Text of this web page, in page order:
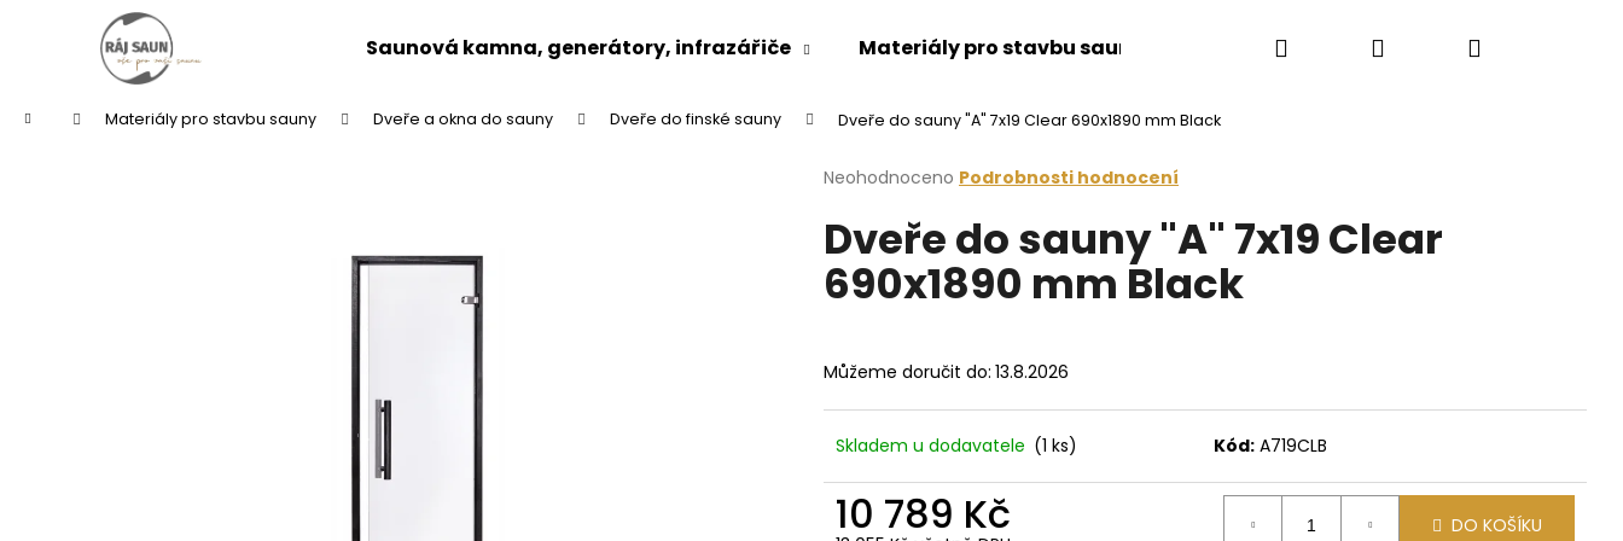
Saunová kamna, generátory, infrazářiče Materiály pro stavbu sauny Saunové doplňky Doplňkový
Hledat PřihlášeníNákupní
Domů Materiály pro stavbu sauny Dveře a okna do sauny Dveře do finské sauny Dveře do sauny "A" 7x19 Clear 690x1890 mm Black
Průměrné
produktu
je
0,0
z
Neohodnoceno Podrobnosti hodnocení
Dveře do sauny "A" 7x19 Clear
690x1890 mm Black
Můžeme doručit do: 13.8.2026
Skladem u dodavatele (1 ks) Kód: A719CLB
10 789 Kč DO KOŠÍKU
Zpět
obchodu
Zpět
obchodu
Co potřebujete najít?
HLEDAT